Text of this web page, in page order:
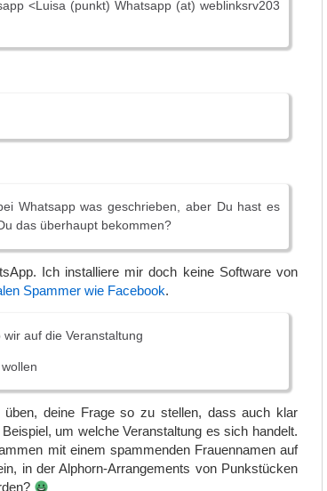
<Luisa (punkt) Whatsapp (at) weblinksrv203
Whatsapp was geschrieben, aber Du hast es
das überhaupt bekommen?
Ich installiere mir doch keine Software von
Spammer wie Facebook.
auf die Veranstaltung
deine Frage so zu stellen, dass auch klar
um welche Veranstaltung es sich handelt.
mit einem spammenden Frauennamen auf
in der Alphorn-Arrangements von Punkstücken